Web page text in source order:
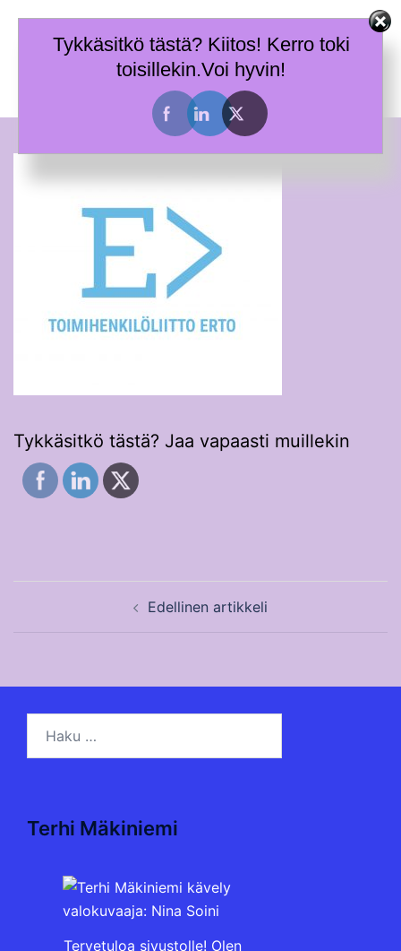
Taitoja toimia ja tietoa työhyvinvoinnin tueksi.
menu
Tykkäsitkö tästä? Jaa vapaasti muillekin
Edellinen artikkeli
Terhi Mäkiniemi
Tervetuloa sivustolle! Olen
Tykkäsitkö tästä? Kiitos! Kerro toki
toisillekin.Voi hyvin!